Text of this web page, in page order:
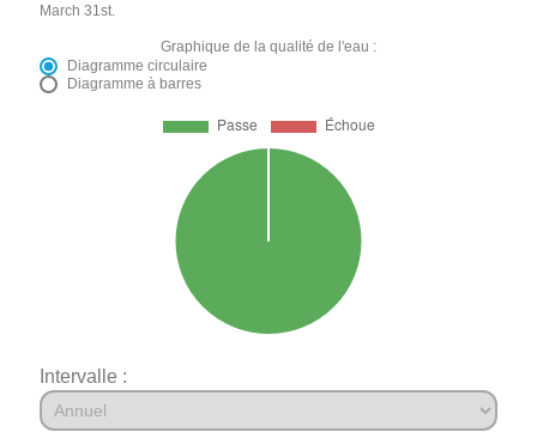
March 31st.
Graphique de la qualité de l'eau :
Diagramme circulaire
Diagramme à barres
Intervalle :